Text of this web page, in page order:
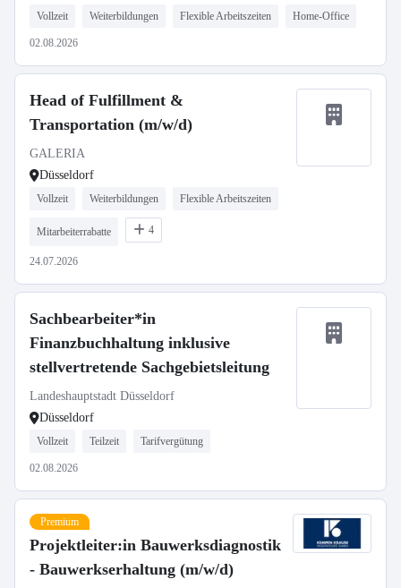
Vollzeit Weiterbildungen Flexible Arbeitszeiten Home-Office
02.08.2026
Head of Fulfillment &
Transportation (m/w/d)
GALERIA
Düsseldorf
Vollzeit Weiterbildungen Flexible Arbeitszeiten
Mitarbeiterrabatte 4
24.07.2026
Sachbearbeiter*in
Finanzbuchhaltung inklusive
stellvertretende Sachgebietsleitung
Landeshauptstadt Düsseldorf
Düsseldorf
Vollzeit Teilzeit Tarifvergütung
02.08.2026
Premium
Projektleiter:in Bauwerksdiagnostik
- Bauwerkserhaltung (m/w/d)